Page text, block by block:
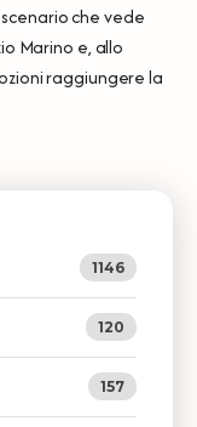
che vede
Marino e, allo
raggiungere la
1146
120
157